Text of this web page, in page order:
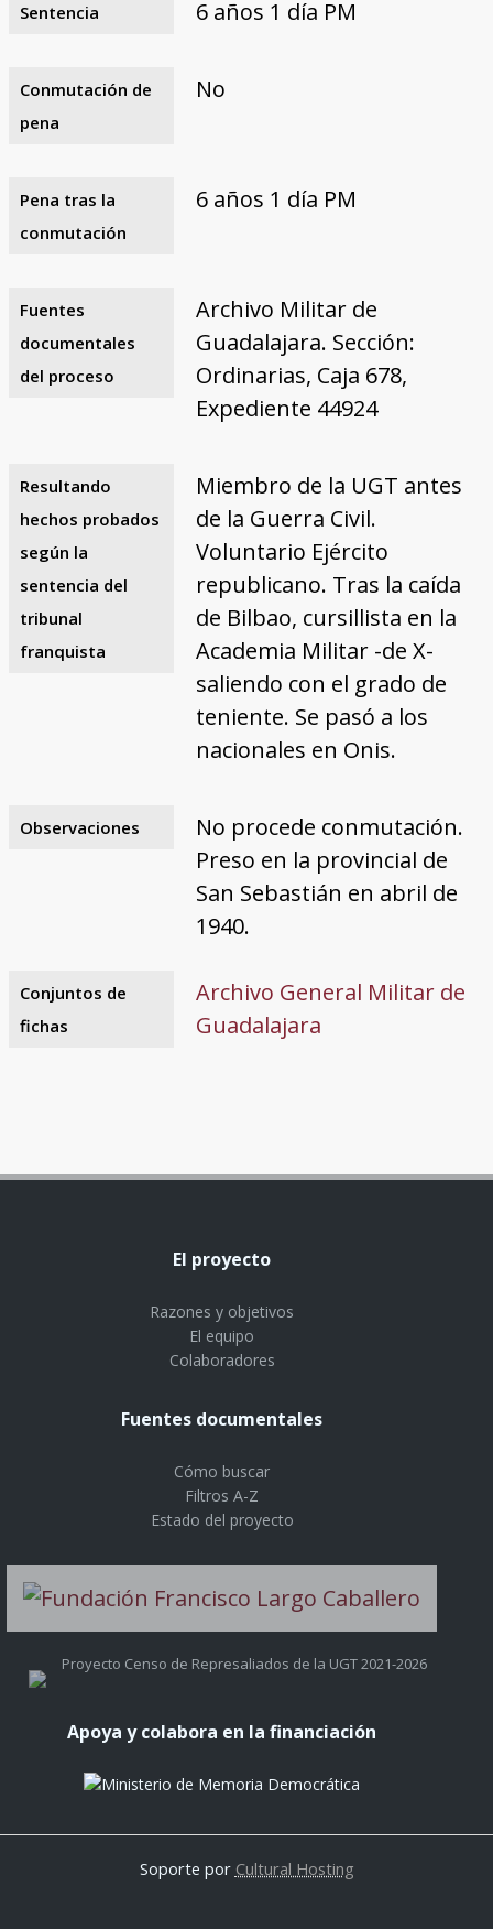
Sentencia 6 años 1 día PM
Conmutación de
pena
No
Pena tras la
conmutación
6 años 1 día PM
Fuentes
documentales
del proceso
Archivo Militar de
Guadalajara. Sección:
Ordinarias, Caja 678,
Expediente 44924
Resultando
hechos probados
según la
sentencia del
tribunal
franquista
Miembro de la UGT antes
de la Guerra Civil.
Voluntario Ejército
republicano. Tras la caída
de Bilbao, cursillista en la
Academia Militar -de X-
saliendo con el grado de
teniente. Se pasó a los
nacionales en Onis.
Observaciones
No procede conmutación.
Preso en la provincial de
San Sebastián en abril de
1940.
Conjuntos de
fichas
Archivo General Militar de
Guadalajara
El proyecto
Razones y objetivos
El equipo
Colaboradores
Fuentes documentales
Cómo buscar
Filtros A-Z
Estado del proyecto
Proyecto Censo de Represaliados de la UGT 2021-2026
Apoya y colabora en la financiación
Soporte por Cultural Hosting